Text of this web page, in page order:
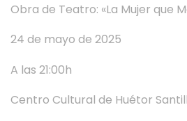
Obra de Teatro: «La Mujer que
24 de mayo de 2025
A las 21:00h
Centro Cultural de Huétor